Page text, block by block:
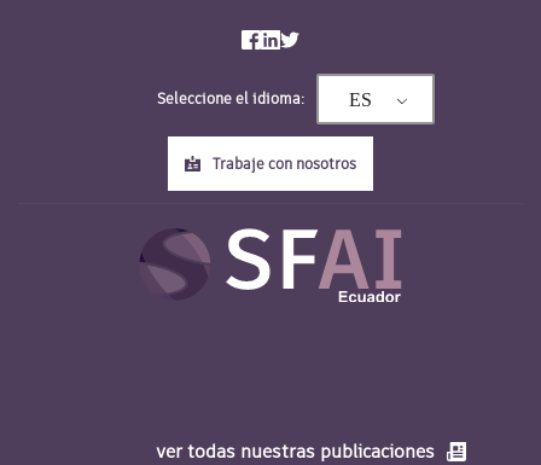
Seleccione el idioma: ES
Trabaje con nosotros
ver todas nuestras publicaciones